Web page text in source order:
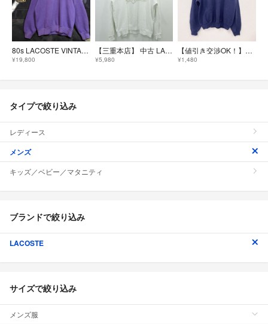
80s LACOSTE VINTAGE Archive シュミーズ ラコステ サークルワニ 稀少 変則ニット裏天竺 スウェット 紫
¥19,800
【三重本店】 中古 LACOSTE | ラコステ クルーネックスウェット ホワイト サイズ：XL 【102】
¥5,980
【値引き交渉OK！】～00s JERZEES スウェット/トレーナー カレッジタイプ ヴィンテージ 紺 ネイビー Lサイズ 古着
¥1,480
タイプで絞り込み
レディース
メンズ
キッズ／ベビー／マタニティ
ブランドで絞り込み
LACOSTE
サイズで絞り込み
メンズ服